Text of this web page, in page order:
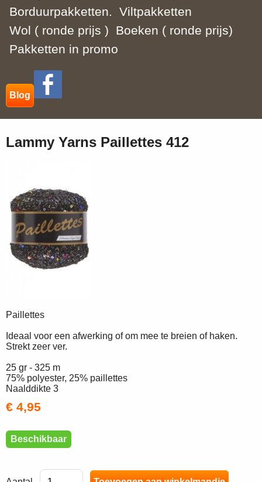
Borduurpakketten.
Viltpakketten
Wol ( ronde prijs )
Boeken ( ronde prijs)
Pakketten in promo
Blog
Lammy Yarns Paillettes 412
Paillettes
Ideaal voor een afwerking of om mee te breien of haken.
Strekt zeer ver.
25 gr - 325 m
75% polyester, 25% paillettes
Naalddikte 3
€ 4,95
Beschikbaar